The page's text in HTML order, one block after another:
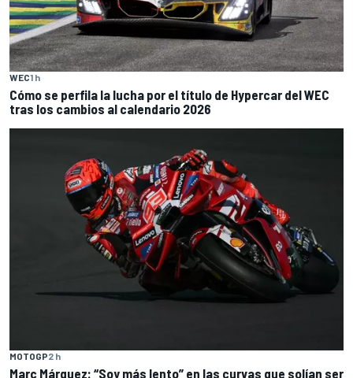
WEC1 h
Cómo se perfila la lucha por el título de Hypercar del WEC
tras los cambios al calendario 2026
MOTOGP2 h
Marc Márquez: “Soy más lento” en las curvas que solían ser